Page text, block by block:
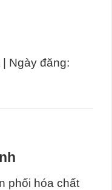
Ngày đăng:
phối hóa chất